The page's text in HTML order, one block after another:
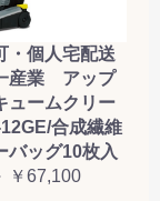
・個人宅配送
産業 アップ
ュームクリー
合成繊維
バッグ10枚入
￥67,100